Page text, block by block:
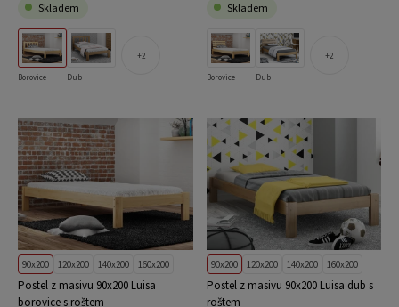
Skladem
Borovice Dub
2
Skladem
Borovice Dub
2
90x200 120x200 140x200 160x200
Postel z masivu 90x200 Luisa
borovice s roštem
90x200 120x200 140x200 160x200
Postel z masivu 90x200 Luisa dub s
roštem